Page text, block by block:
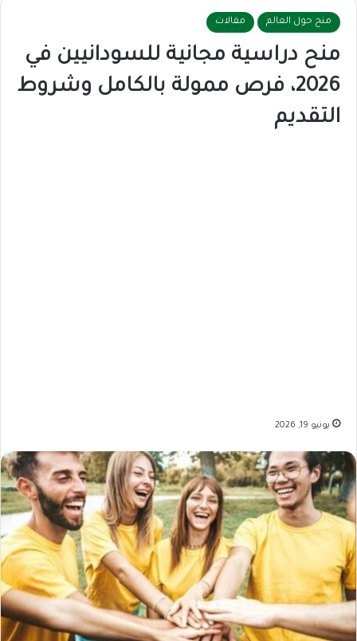
منح حول العالم مقالات
منح دراسية مجانية للسودانيين في
2026، فرص ممولة بالكامل وشروط
التقديم
يونيو 19, 2026